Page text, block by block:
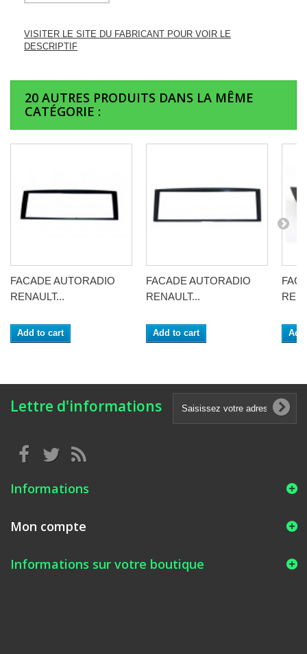
VISITER LE SITE DU FABRICANT POUR VOIR LE
DESCRIPTIF
20 AUTRES PRODUITS DANS LA MÊME
CATÉGORIE :
FACADE AUTORADIO
RENAULT...
Add to cart
FACADE AUTORADIO
RENAULT...
Add to cart
Lettre d'informations
Informations
Mon compte
Informations sur votre boutique